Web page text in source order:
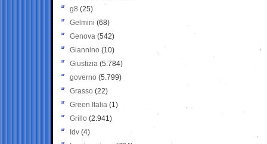
g8 (25)
Gelmini (68)
Genova (542)
Giannino (10)
Giustizia (5.784)
governo (5.799)
Grasso (22)
Green Italia (1)
Grillo (2.941)
Idv (4)